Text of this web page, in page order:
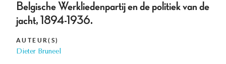
Belgische Werkliedenpartij en de politiek van de
jacht, 1894-1936.
AUTEUR(S)
Dieter Bruneel